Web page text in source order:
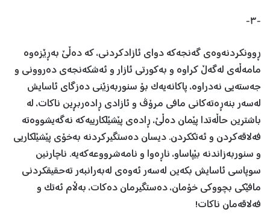
-٣-
ڕوونکردنەوەی گەنجەکە دوای ئازادکردنی، کە دەڵێ بەڕێزەوە
مامەڵەی لەگەڵ کراوە و بەکورتی ئازار و ئەشکەنجەی دەروونی و
جەستەیی نەدراوە، پاکانەیەک بۆ سنوربەزێنی دەزگای ئاسایش
لەسەر بنەڕەتەکانی مافی مرۆڤ و ئازادی ڕادەربڕین ناکات، لە
باشترین حاڵەتدا پێمان دەڵێ، ڕادەی پێشێلکارییەکە نەگەیشووەتە
فەلاقەکردن و ئەتککردن. دیسان دەستگیرکردنە بەخۆی پێشێلکاریی
و سنوربەزاندنە بێپاساو، ناڕەوا و نامەشرووعەکەیە. ناچارنین
سوپاسی ئاسایش بکەین لەسەر ئەوەی لەبەرانبەر تەحقیقکردنی
مافێکی بچووکی خۆمان، دەستگیرمان دەکات، بەڵام ئەتک و
فەلاقەمان ناکات!